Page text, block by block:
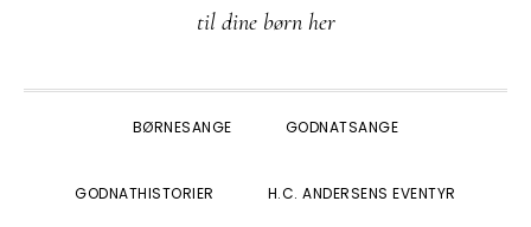
til dine børn her
BØRNESANGE GODNATSANGE
GODNATHISTORIER H.C. ANDERSENS EVENTYR